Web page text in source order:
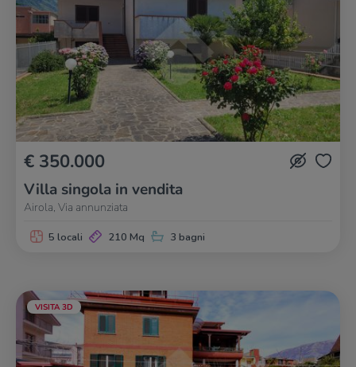
€ 350.000
Villa singola in vendita
Airola, Via annunziata
5 locali 210 Mq 3 bagni
VISITA 3D